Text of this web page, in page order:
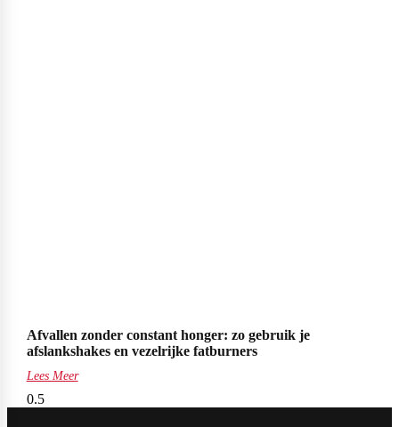
Afvallen zonder constant honger: zo gebruik je
afslankshakes en vezelrijke fatburners
Lees Meer